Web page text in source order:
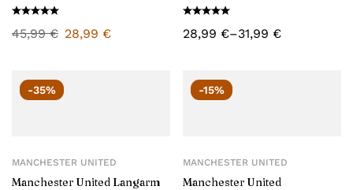
45,99€ 28,99 €
Herren 2025/26
28,99 €–31,99 €
-35%
MANCHESTER UNITED
Manchester United Langarm
-15%
MANCHESTER UNITED
Manchester United